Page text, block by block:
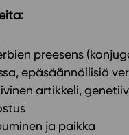
preesens
epäsäännöllisiä
artikkeli,
ja paikka